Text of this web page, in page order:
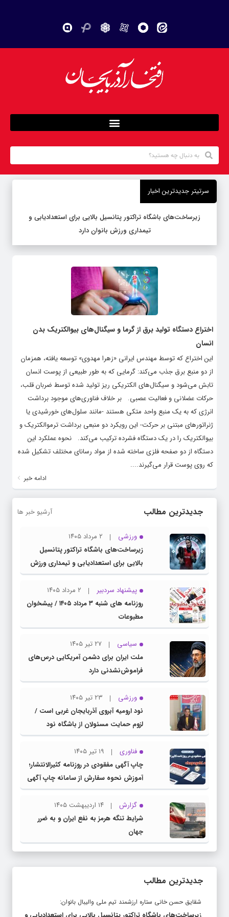
سرتیتر جدیدترین اخبار
زیرساخت‌های باشگاه تراکتور پتانسیل بالایی برای استعدادیابی و
تیمداری ورزش بانوان دارد
اختراع دستگاه تولید برق از گرما و سیگنال‌های بیوالکتریک بدن
انسان
این اختراع که توسط مهندس ایرانی «زهرا مهدوی» توسعه یافته، همزمان
از دو منبع برق جذب می‌کند: گرمایی که به طور طبیعی از پوست انسان
تابش می‌شود و سیگنال‌های الکتریکی ریز تولید شده توسط ضربان قلب،
حرکات عضلانی و فعالیت عصبی. بر خلاف فناوری‌های موجود برداشت
انرژی که به یک منبع واحد متکی هستند -مانند سلول‌های خورشیدی یا
ژنراتورهای مبتنی بر حرکت- این رویکرد دو منبعی برداشت ترموالکتریک و
بیوالکتریک را در یک دستگاه فشرده ترکیب می‌کند. نحوه عملکرد این
دستگاه از دو صفحه فلزی ساخته شده از مواد رسانای مختلف تشکیل شده
که روی پوست قرار می‌گیرند....
ادامه خبر
جدیدترین مطالب آرشیو خبر ها
ورزشی
۲ مرداد ۱۴۰۵
زیرساخت‌های باشگاه تراکتور پتانسیل
بالایی برای استعدادیابی و تیمداری ورزش
بانوان دارد
پیشنهاد سردبیر
۲ مرداد ۱۴۰۵
روزنامه های شنبه ۳ مرداد ۱۴۰۵ / پیشخوان
مطبوعات
سیاسی
۲۷ تیر ۱۴۰۵
ملت ایران برای دشمن آمریکایی درس‌های
فراموش‌نشدنی دارد
ورزشی
۲۳ تیر ۱۴۰۵
نود ارومیه آبروی آذربایجان غربی است /
لزوم حمایت مسئولان از باشگاه نود
فناوری
۱۹ تیر ۱۴۰۵
چاپ آگهی مفقودی در روزنامه کثیرالانتشار؛
آموزش نحوه سفارش از سامانه چاپ آگهی
دات کام
گزارش
۱۴ اردیبهشت ۱۴۰۵
شرایط تنگه هرمز به نفع ایران و به ضرر
جهان
جدیدترین مطالب
شقایق حسن خانی ستاره ارزشمند تیم ملی والیبال بانوان: